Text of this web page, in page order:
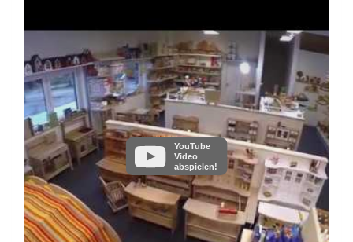
YouTube
Video
abspielen!